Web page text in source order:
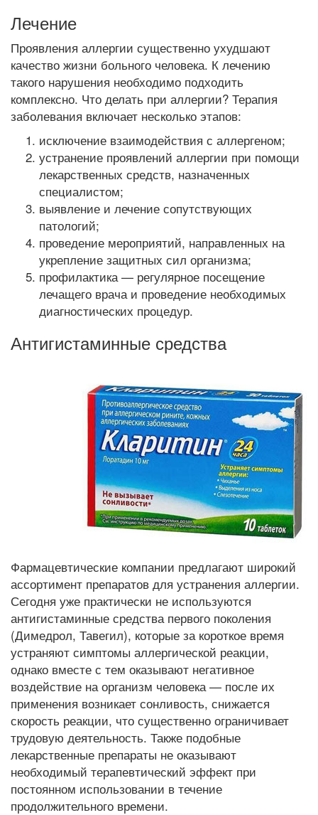
Лечение
Проявления аллергии существенно ухудшают
качество жизни больного человека. К лечению
такого нарушения необходимо подходить
комплексно. Что делать при аллергии? Терапия
заболевания включает несколько этапов:
исключение взаимодействия с аллергеном;
устранение проявлений аллергии при помощи
лекарственных средств, назначенных
специалистом;
выявление и лечение сопутствующих
патологий;
проведение мероприятий, направленных на
укрепление защитных сил организма;
профилактика — регулярное посещение
лечащего врача и проведение необходимых
диагностических процедур.
Антигистаминные средства
Фармацевтические компании предлагают широкий
ассортимент препаратов для устранения аллергии.
Сегодня уже практически не используются
антигистаминные средства первого поколения
(Димедрол, Тавегил), которые за короткое время
устраняют симптомы аллергической реакции,
однако вместе с тем оказывают негативное
воздействие на организм человека — после их
применения возникает сонливость, снижается
скорость реакции, что существенно ограничивает
трудовую деятельность. Также подобные
лекарственные препараты не оказывают
необходимый терапевтический эффект при
постоянном использовании в течение
продолжительного времени.